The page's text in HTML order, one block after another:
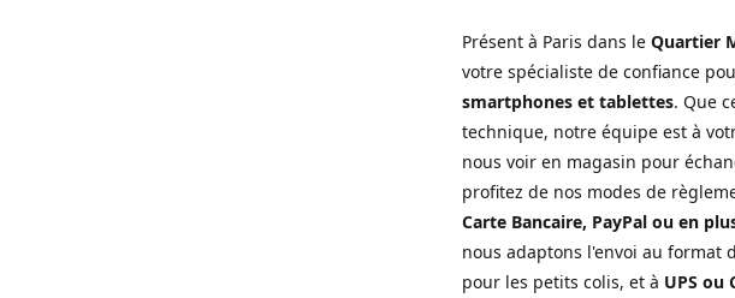
Présent à Paris dans le Quartier
votre spécialiste de confiance
smartphones et tablettes. Que
technique, notre équipe est à
nous voir en magasin pour
profitez de nos modes de
Carte Bancaire, PayPal ou en
nous adaptons l'envoi au format
pour les petits colis, et à UPS ou